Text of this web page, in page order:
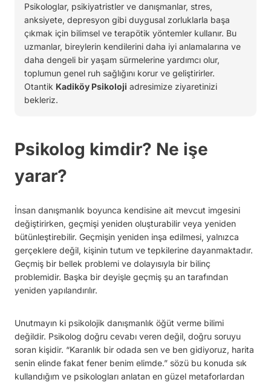
Psikologlar, psikiyatristler ve danışmanlar, stres,
anksiyete, depresyon gibi duygusal zorluklarla başa
çıkmak için bilimsel ve terapötik yöntemler kullanır. Bu
uzmanlar, bireylerin kendilerini daha iyi anlamalarına ve
daha dengeli bir yaşam sürmelerine yardımcı olur,
toplumun genel ruh sağlığını korur ve geliştirirler.
Otantik Kadiköy Psikoloji adresimize ziyaretinizi
bekleriz.
Psikolog kimdir? Ne işe
yarar?
İnsan danışmanlık boyunca kendisine ait mevcut imgesini
değiştirirken, geçmişi yeniden oluşturabilir veya yeniden
bütünleştirebilir. Geçmişin yeniden inşa edilmesi, yalnızca
gerçeklere değil, kişinin tutum ve tepkilerine dayanmaktadır.
Geçmiş bir bellek problemi ve dolayısıyla bir bilinç
problemidir. Başka bir deyişle geçmiş şu an tarafından
yeniden yapılandırılır.
Unutmayın ki psikolojik danışmanlık öğüt verme bilimi
değildir. Psikolog doğru cevabı veren değil, doğru soruyu
soran kişidir. “Karanlık bir odada sen ve ben gidiyoruz, harita
senin elinde fakat fener benim elimde.” sözü bu konuda sık
kullandığım ve psikologları anlatan en güzel metaforlardan